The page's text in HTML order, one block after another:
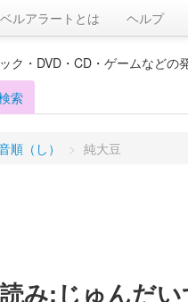
ベルアラートとは ヘルプ
ク・DVD・CD・ゲームなどの
索
順（し） > 純大豆
読み:じゅんだい